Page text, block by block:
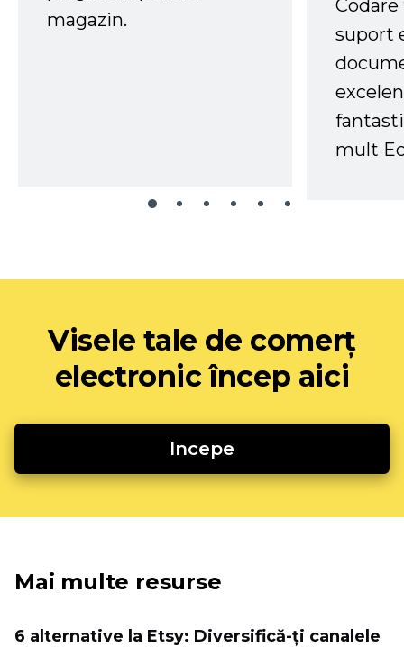
magazin.
suport
mult
Visele tale de comerț
electronic încep aici
Incepe
Mai multe resurse
6 alternative la Etsy: Diversifică-ți canalele